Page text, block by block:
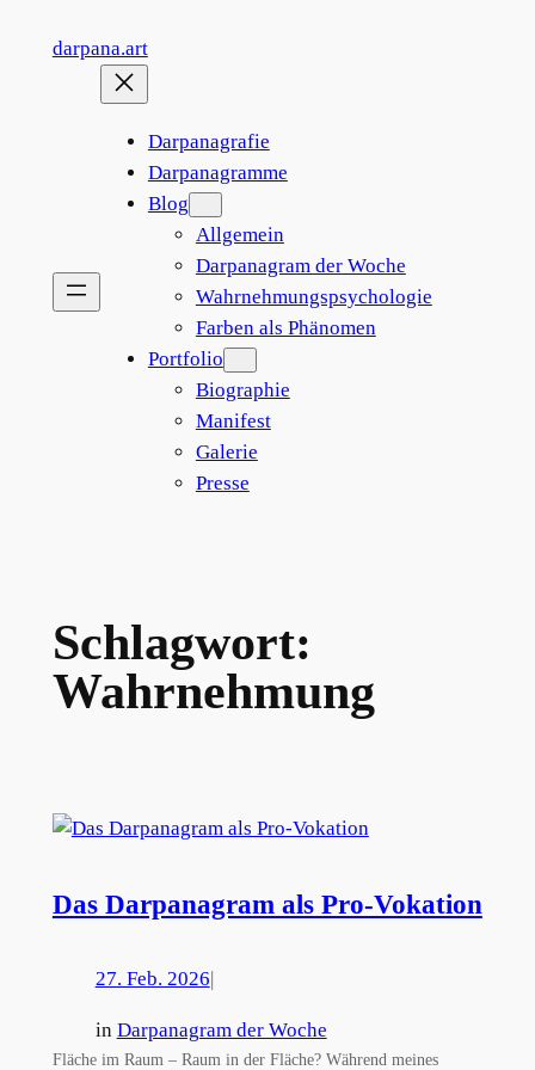
Inhaltdarpana.art
Darpanagrafie
Darpanagramme
Blog
Allgemein
Darpanagram der Woche
Wahrnehmungspsychologie
Farben als Phänomen
Portfolio
Biographie
Manifest
Galerie
Presse
Schlagwort:
Wahrnehmung
Das Darpanagram als Pro-Vokation
27. Feb. 2026|
in Darpanagram der Woche
Fläche im Raum – Raum in der Fläche? Während meines